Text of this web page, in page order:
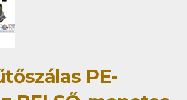
PE-